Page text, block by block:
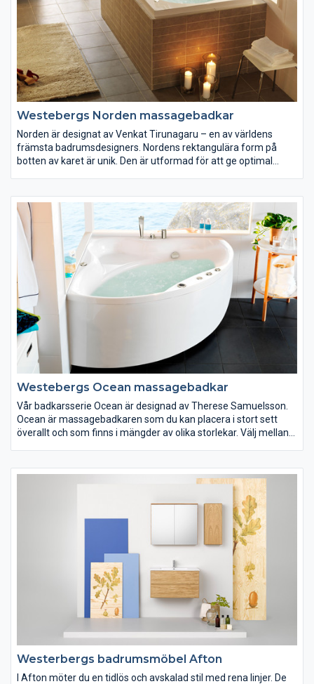
Westebergs Norden massagebadkar
Norden är designat av Venkat Tirunagaru – en av världens
främsta badrumsdesigners. Nordens rektangulära form på
botten av karet är unik. Den är utformad för att ge optimal
välmående.
Westebergs Ocean massagebadkar
Vår badkarsserie Ocean är designad av Therese Samuelsson.
Ocean är massagebadkaren som du kan placera i stort sett
överallt och som finns i mängder av olika storlekar. Välj mellan
Westerbergs badrumsmöbel Afton
I Afton möter du en tidlös och avskalad stil med rena linjer. De